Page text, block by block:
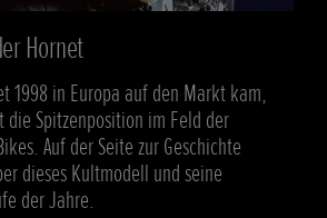
Hornet
1998 in Europa auf den Markt kam,
die Spitzenposition im Feld der
Auf der Seite zur Geschichte
dieses Kultmodell und seine
der Jahre.